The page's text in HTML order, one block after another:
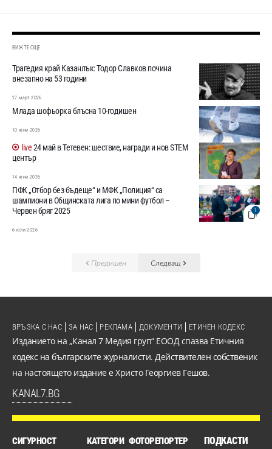
ВИЖТЕ ОЩЕ
Трагедия край Казанлък: Тодор Славков почина
внезапно на 53 години
27 март 2026
Млада шофьорка блъсна 10-годишен
10 юни 2026
24 май в Тетевен: шествие, награди и нов STEM
център
14 юни 2026
1
ПФК „Отбор без бъдеще“ и МФК „Полиция“ са
шампиони в Общинската лига по мини футбол –
Червен бряг 2025
6 юли 2026
Предишен Следващ
Изданието на „Канал 7 Медия груп“ ЕООД спазва Етичния
кодекс на българските журналисти. Действителен собственик
на настоящето издание е Христо Георгиев Гешов.
KANAL7.BG
ВРЪЗКА С НАС ЗА НАС РЕКЛАМА ДОКУМЕНТИ ЕТИЧЕН КОДЕКС
СИГУРНОСТ
КАТЕГОРИ ФОТОРЕПОРТЕР ПОДКАСТИ